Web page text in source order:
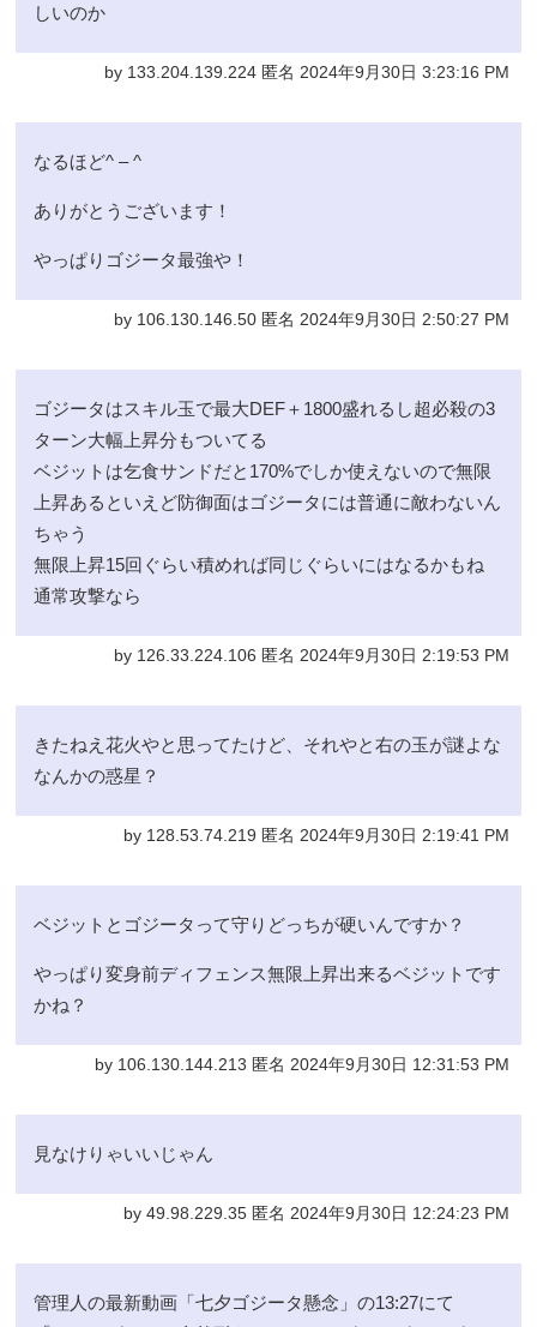
しいのか
by 133.204.139.224 匿名 2024年9月30日 3:23:16 PM
なるほど^ – ^
ありがとうございます！
やっぱりゴジータ最強や！
by 106.130.146.50 匿名 2024年9月30日 2:50:27 PM
ゴジータはスキル玉で最大DEF＋1800盛れるし超必殺の3
ターン大幅上昇分もついてる
ベジットは乞食サンドだと170%でしか使えないので無限
上昇あるといえど防御面はゴジータには普通に敵わないん
ちゃう
無限上昇15回ぐらい積めれば同じぐらいにはなるかもね
通常攻撃なら
by 126.33.224.106 匿名 2024年9月30日 2:19:53 PM
きたねえ花火やと思ってたけど、それやと右の玉が謎よな
なんかの惑星？
by 128.53.74.219 匿名 2024年9月30日 2:19:41 PM
ベジットとゴジータって守りどっちが硬いんですか？
やっぱり変身前ディフェンス無限上昇出来るベジットです
かね？
by 106.130.144.213 匿名 2024年9月30日 12:31:53 PM
見なけりゃいいじゃん
by 49.98.229.35 匿名 2024年9月30日 12:24:23 PM
管理人の最新動画「七夕ゴジータ懸念」の13:27にて